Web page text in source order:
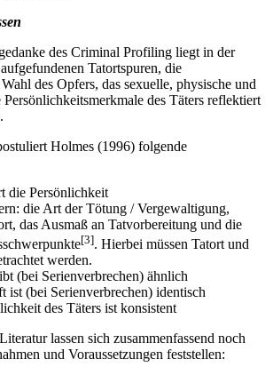
des Criminal Profiling liegt in der
Tatortspuren, die
des Opfers, das sexuelle, physische und
des Täters reflektiert
Holmes (1996) folgende
die Persönlichkeit
die Art der Tötung / Vergewaltigung,
das Ausmaß an Tatvorbereitung und die
[3]. Hierbei müssen Tatort und
werden.
(bei Serienverbrechen) ähnlich
ist (bei Serienverbrechen) identisch
des Täters ist konsistent
lassen sich zusammenfassend noch
und Voraussetzungen feststellen: